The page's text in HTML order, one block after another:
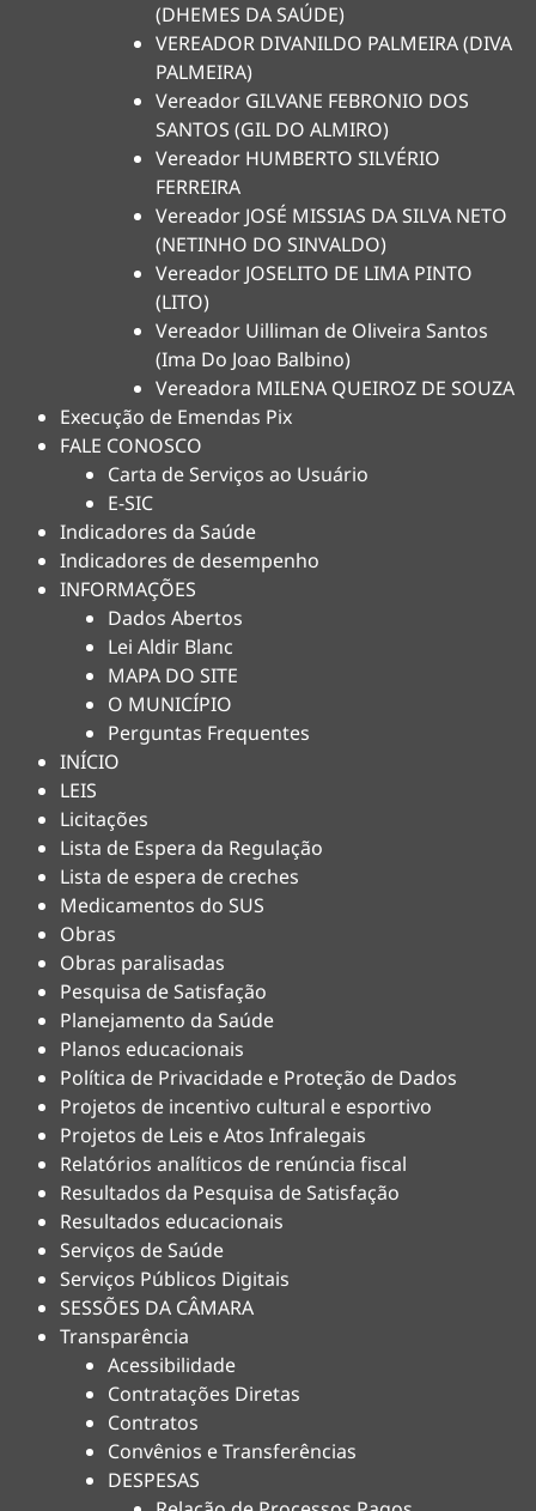
(DHEMES DA SAÚDE)
VEREADOR DIVANILDO PALMEIRA (DIVA
PALMEIRA)
Vereador GILVANE FEBRONIO DOS
SANTOS (GIL DO ALMIRO)
Vereador HUMBERTO SILVÉRIO
FERREIRA
Vereador JOSÉ MISSIAS DA SILVA NETO
(NETINHO DO SINVALDO)
Vereador JOSELITO DE LIMA PINTO
(LITO)
Vereador Uilliman de Oliveira Santos
(Ima Do Joao Balbino)
Vereadora MILENA QUEIROZ DE SOUZA
Execução de Emendas Pix
FALE CONOSCO
Carta de Serviços ao Usuário
E-SIC
Indicadores da Saúde
Indicadores de desempenho
INFORMAÇÕES
Dados Abertos
Lei Aldir Blanc
MAPA DO SITE
O MUNICÍPIO
Perguntas Frequentes
INÍCIO
LEIS
Licitações
Lista de Espera da Regulação
Lista de espera de creches
Medicamentos do SUS
Obras
Obras paralisadas
Pesquisa de Satisfação
Planejamento da Saúde
Planos educacionais
Política de Privacidade e Proteção de Dados
Projetos de incentivo cultural e esportivo
Projetos de Leis e Atos Infralegais
Relatórios analíticos de renúncia fiscal
Resultados da Pesquisa de Satisfação
Resultados educacionais
Serviços de Saúde
Serviços Públicos Digitais
SESSÕES DA CÂMARA
Transparência
Acessibilidade
Contratações Diretas
Contratos
Convênios e Transferências
DESPESAS